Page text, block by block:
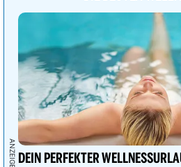
DEIN PERFEKTER